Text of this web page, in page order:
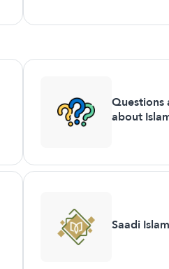
Questions
about
Saadi